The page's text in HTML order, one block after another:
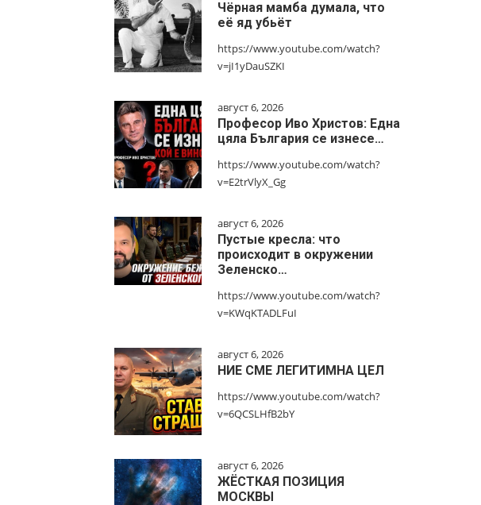
Чёрная мамба думала, что
её яд убьёт
https://www.youtube.com/watch?
v=jI1yDauSZKI
август 6, 2026
Професор Иво Христов: Една
цяла България се изнесе…
https://www.youtube.com/watch?
v=E2trVlyX_Gg
август 6, 2026
Пустые кресла: что
происходит в окружении
Зеленско…
https://www.youtube.com/watch?
v=KWqKTADLFuI
август 6, 2026
НИЕ СМЕ ЛЕГИТИМНА ЦЕЛ
https://www.youtube.com/watch?
v=6QCSLHfB2bY
август 6, 2026
ЖЁСТКАЯ ПОЗИЦИЯ
МОСКВЫ